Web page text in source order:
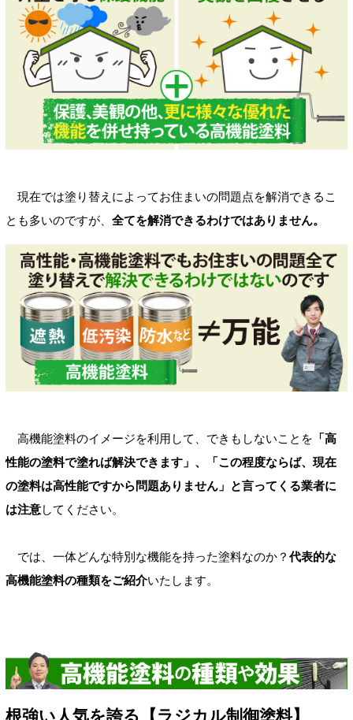
現在では塗り替えによってお住まいの問題点を解消できるこ
とも多いのですが、 全てを解消できるわけではありません。
高機能塗料のイメージを利用して、できもしないことを 「高
性能の塗料で塗れば解決できます」、「この程度ならば、現在
の塗料は高性能ですから問題ありません」と言ってくる業者に
は注意してください。
では、一体どんな特別な機能を持った塗料なのか？ 代表的な
高機能塗料の種類をご紹介いたします。
根強い人気を誇る【ラジカル制御塗料】